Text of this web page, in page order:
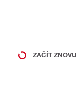
ZAČÍT ZNOVU